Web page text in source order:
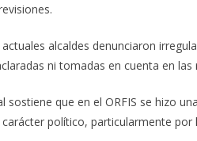
alcaldes denunciaron
ni tomadas en cuenta en
sostiene que en el ORFIS se hizo
político, particularmente por